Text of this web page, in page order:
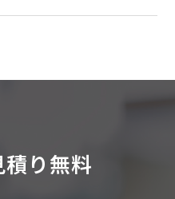
積り無料